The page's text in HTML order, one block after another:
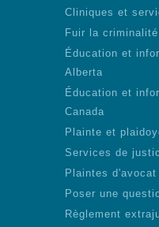
Cliniques et
Fuir la
Éducation et
Alberta
Éducation et
Canada
Plainte et
Services de
Plaintes d'avocat
Poser une
Règlement